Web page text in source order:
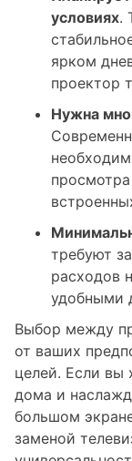
условиях.
ярком
проектор
Нужна
требуют
расходов
удобными
Выбор между
от ваших
целей. Если вы
дома и
большом
заменой